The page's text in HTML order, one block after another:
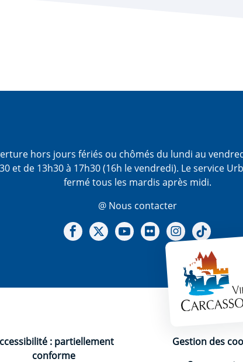
hors jours fériés ou chômés du lundi au
et de 13h30 à 17h30 (16h le vendredi). Le service
fermé tous les mardis après midi.
@ Nous contacter
Notre Facebook
Notre X - (twitter)
Notre chaine Youtube
Notre Gallerie sur
Notre
: partiellement
conforme
Gestion des